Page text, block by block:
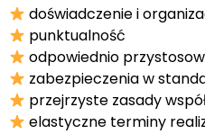
doświadczenie i
punktualność
odpowiednio
zabezpieczenia w
przejrzyste zasady
elastyczne terminy